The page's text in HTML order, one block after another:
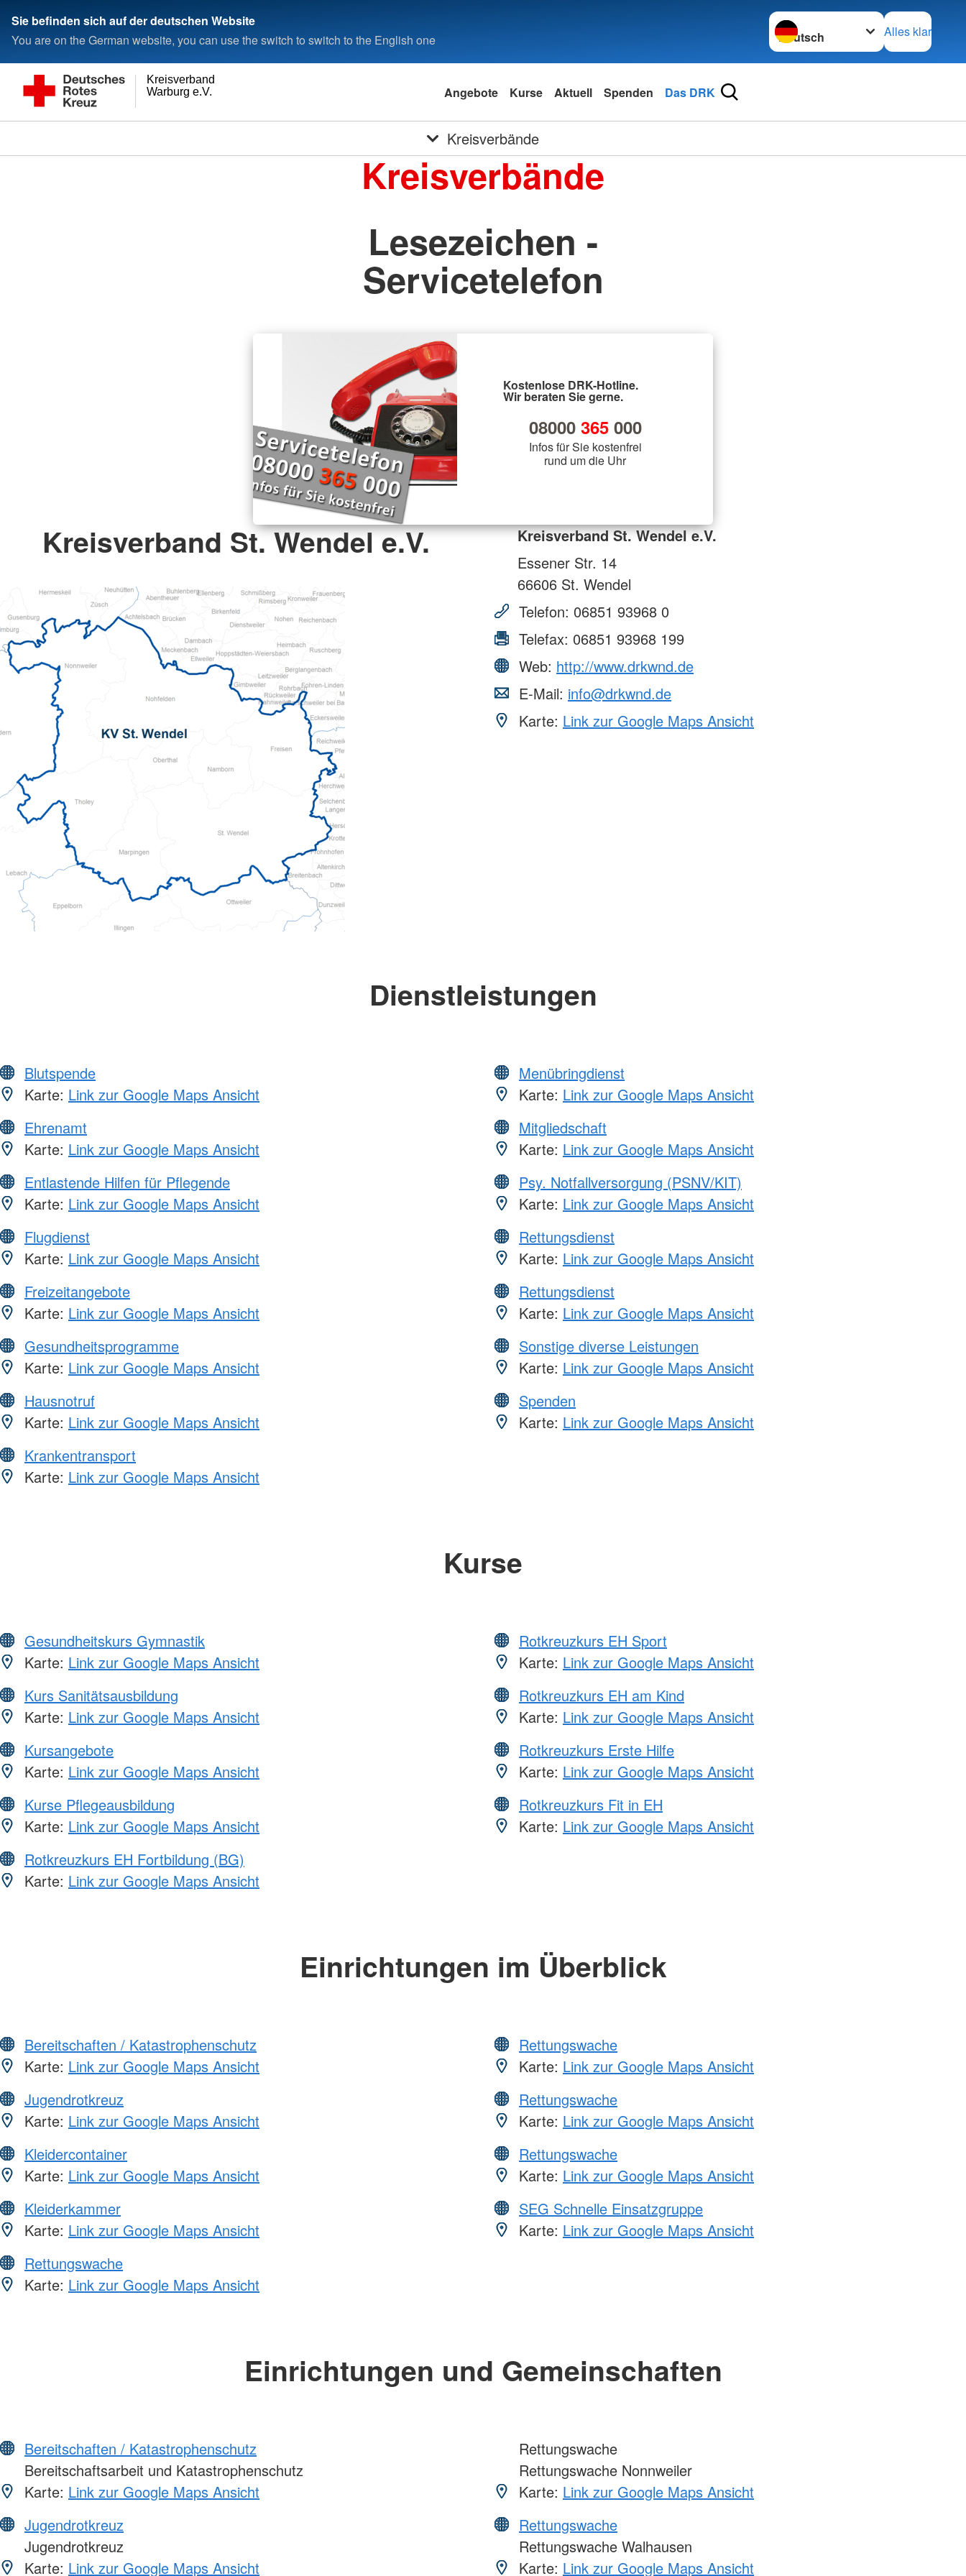
Sie befinden sich auf der deutschen Website
You are on the German website, you can use the switch to switch to the English one
Sprache wechseln zu
Alles klar
Warburg e.V.
Kreisverband
Angebote Kurse Aktuell Spenden Das DRK
Kreisverbände
Kreisverbände
Lesezeichen -
Servicetelefon
Kostenlose DRK-Hotline.
Wir beraten Sie gerne.
08000 365000
Infos für Sie kostenfrei
rund um die Uhr
Kreisverband St. Wendel e.V.
Kreisverband St. Wendel e.V.
Essener Str. 14
66606 St. Wendel
Telefon: 06851 93968 0
Telefax: 06851 93968 199
Web: http://www.drkwnd.de
E-Mail: info@drkwnd.de
Karte: Link zur Google Maps Ansicht
Dienstleistungen
Blutspende
Karte: Link zur Google Maps Ansicht
Ehrenamt
Karte: Link zur Google Maps Ansicht
Entlastende Hilfen für Pflegende
Karte: Link zur Google Maps Ansicht
Flugdienst
Karte: Link zur Google Maps Ansicht
Freizeitangebote
Karte: Link zur Google Maps Ansicht
Gesundheitsprogramme
Karte: Link zur Google Maps Ansicht
Hausnotruf
Karte: Link zur Google Maps Ansicht
Krankentransport
Karte: Link zur Google Maps Ansicht
Menübringdienst
Karte: Link zur Google Maps Ansicht
Mitgliedschaft
Karte: Link zur Google Maps Ansicht
Psy. Notfallversorgung (PSNV/KIT)
Karte: Link zur Google Maps Ansicht
Rettungsdienst
Karte: Link zur Google Maps Ansicht
Rettungsdienst
Karte: Link zur Google Maps Ansicht
Sonstige diverse Leistungen
Karte: Link zur Google Maps Ansicht
Spenden
Karte: Link zur Google Maps Ansicht
Kurse
Gesundheitskurs Gymnastik
Karte: Link zur Google Maps Ansicht
Kurs Sanitätsausbildung
Karte: Link zur Google Maps Ansicht
Kursangebote
Karte: Link zur Google Maps Ansicht
Kurse Pflegeausbildung
Karte: Link zur Google Maps Ansicht
Rotkreuzkurs EH Fortbildung (BG)
Karte: Link zur Google Maps Ansicht
Rotkreuzkurs EH Sport
Karte: Link zur Google Maps Ansicht
Rotkreuzkurs EH am Kind
Karte: Link zur Google Maps Ansicht
Rotkreuzkurs Erste Hilfe
Karte: Link zur Google Maps Ansicht
Rotkreuzkurs Fit in EH
Karte: Link zur Google Maps Ansicht
Einrichtungen im Überblick
Bereitschaften / Katastrophenschutz
Karte: Link zur Google Maps Ansicht
Jugendrotkreuz
Karte: Link zur Google Maps Ansicht
Kleidercontainer
Karte: Link zur Google Maps Ansicht
Kleiderkammer
Karte: Link zur Google Maps Ansicht
Rettungswache
Karte: Link zur Google Maps Ansicht
Rettungswache
Karte: Link zur Google Maps Ansicht
Rettungswache
Karte: Link zur Google Maps Ansicht
Rettungswache
Karte: Link zur Google Maps Ansicht
SEG Schnelle Einsatzgruppe
Karte: Link zur Google Maps Ansicht
Einrichtungen und Gemeinschaften
Bereitschaften / Katastrophenschutz
Bereitschaftsarbeit und Katastrophenschutz
Karte: Link zur Google Maps Ansicht
Jugendrotkreuz
Jugendrotkreuz
Karte: Link zur Google Maps Ansicht
Rettungswache
Rettungswache Nonnweiler
Karte: Link zur Google Maps Ansicht
Rettungswache
Rettungswache Walhausen
Karte: Link zur Google Maps Ansicht